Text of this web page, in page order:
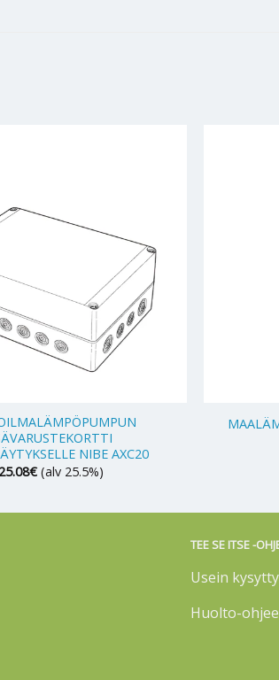
NIBE AXC20
€ (alv 25.5%)
TEE SE ITSE -
Usein
Huolto-